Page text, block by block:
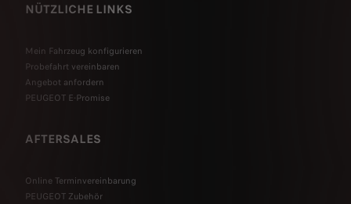
NÜTZLICHE LINKS
Mein Fahrzeug konfigurieren
Probefahrt vereinbaren
Angebot anfordern
PEUGEOT E-Promise
AFTERSALES
Online Terminvereinbarung
PEUGEOT Zubehör